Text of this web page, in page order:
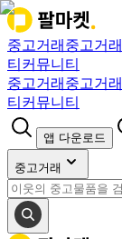
중고거래 중고거래
티 커뮤니티
중고거래 중고거래
티 커뮤니티
앱 다운로드
중고거래